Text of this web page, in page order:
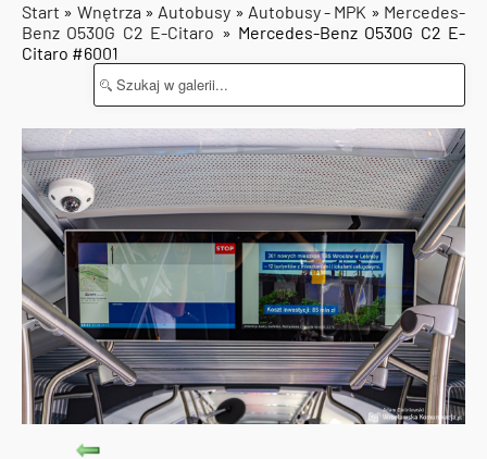
Start » Wnętrza » Autobusy » Autobusy - MPK » Mercedes-
Benz O530G C2 E-Citaro » Mercedes-Benz O530G C2 E-
Citaro #6001